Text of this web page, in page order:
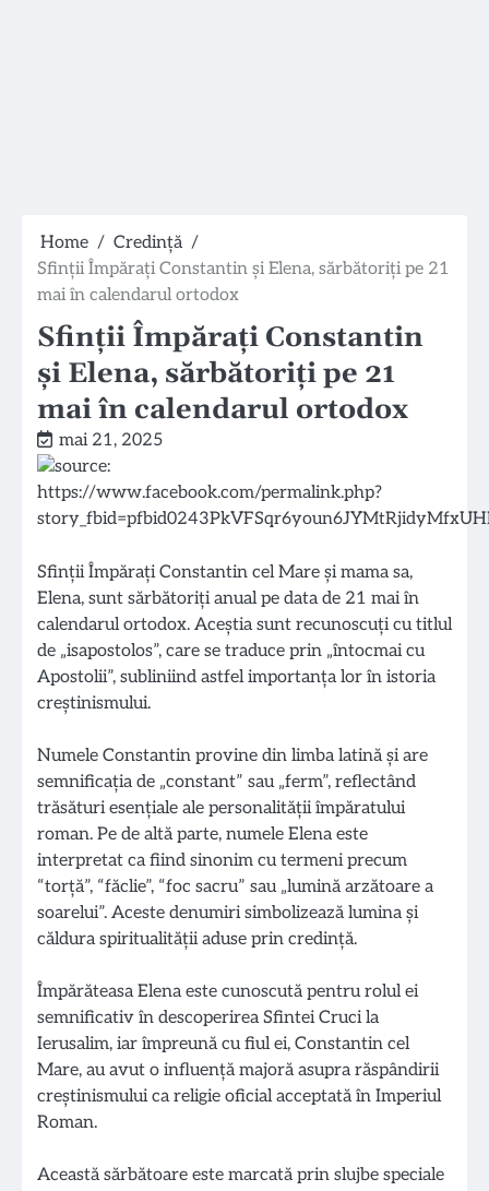
Home
Credință
Sfinții Împărați Constantin și Elena, sărbătoriți pe 21
mai în calendarul ortodox
Sfinții Împărați Constantin
și Elena, sărbătoriți pe 21
mai în calendarul ortodox
mai 21, 2025
Sfinții Împărați Constantin cel Mare și mama sa,
Elena, sunt sărbătoriți anual pe data de 21 mai în
calendarul ortodox. Aceștia sunt recunoscuți cu titlul
de „isapostolos”, care se traduce prin „întocmai cu
Apostolii”, subliniind astfel importanța lor în istoria
creștinismului.
Numele Constantin provine din limba latină și are
semnificația de „constant” sau „ferm”, reflectând
trăsături esențiale ale personalității împăratului
roman. Pe de altă parte, numele Elena este
interpretat ca fiind sinonim cu termeni precum
“torță”, “făclie”, “foc sacru” sau „lumină arzătoare a
soarelui”. Aceste denumiri simbolizează lumina și
căldura spiritualității aduse prin credință.
Împărăteasa Elena este cunoscută pentru rolul ei
semnificativ în descoperirea Sfintei Cruci la
Ierusalim, iar împreună cu fiul ei, Constantin cel
Mare, au avut o influență majoră asupra răspândirii
creștinismului ca religie oficial acceptată în Imperiul
Roman.
Această sărbătoare este marcată prin slujbe speciale